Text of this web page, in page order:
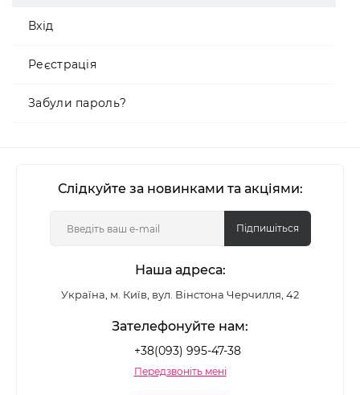
Вхід
Реєстрація
Забули пароль?
Слідкуйте за новинками та акціями:
Підпишіться
Наша адреса:
Україна, м. Київ, вул. Вінстона Черчилля, 42
Зателефонуйте нам:
+38(093) 995-47-38
Передзвоніть мені